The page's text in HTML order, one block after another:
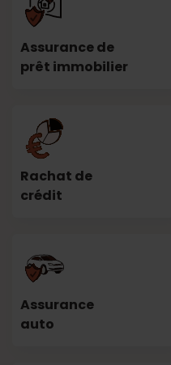
Assurance de
prêt immobilier
Rachat de
crédit
Assurance
auto